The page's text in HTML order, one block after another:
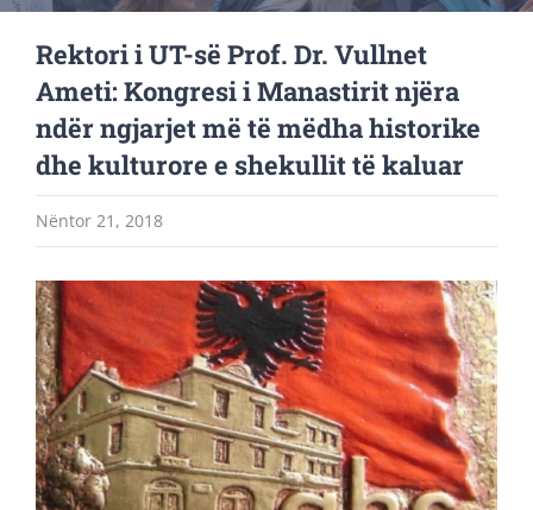
Rektori i UT-së Prof. Dr. Vullnet
Ameti: Kongresi i Manastirit njëra
ndër ngjarjet më të mëdha historike
dhe kulturore e shekullit të kaluar
Nëntor 21, 2018
View
Larger
Image